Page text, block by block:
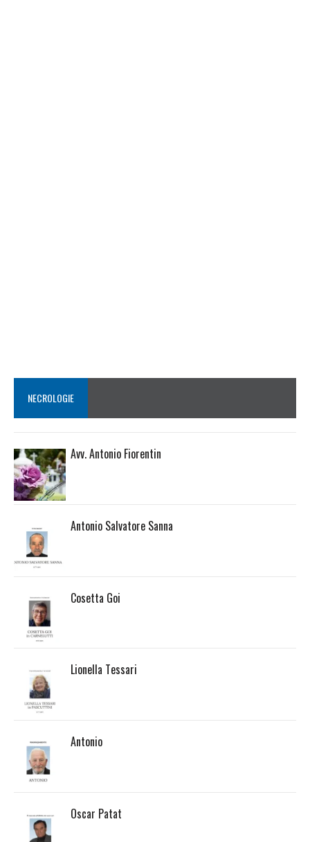
NECROLOGIE
Avv. Antonio Fiorentin
Antonio Salvatore Sanna
Cosetta Goi
Lionella Tessari
Antonio
Oscar Patat